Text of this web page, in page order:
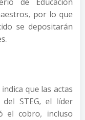
por lo que
se depositarán
que las actas
STEG, el líder
el cobro, incluso